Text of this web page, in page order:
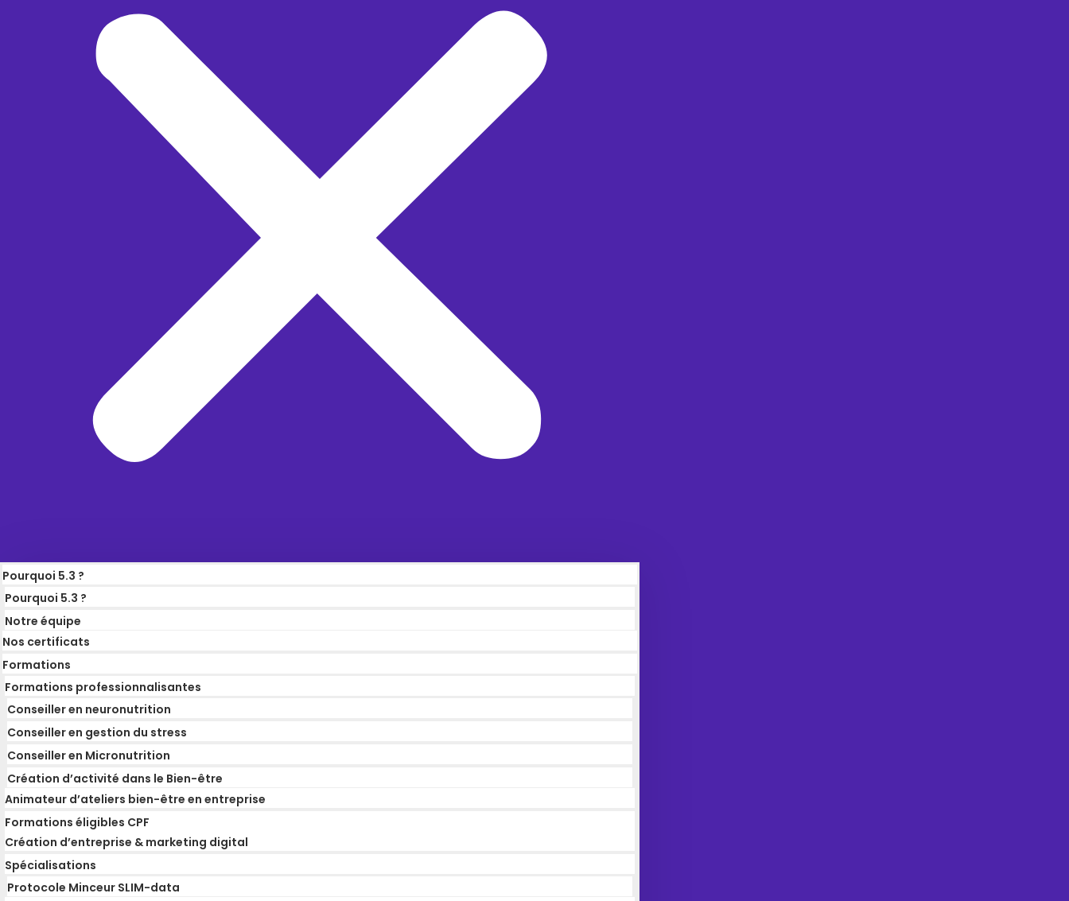
Pourquoi 5.3 ?
Pourquoi 5.3 ?
Notre équipe
Nos certificats
Formations
Formations professionnalisantes
Conseiller en neuronutrition
Conseiller en gestion du stress
Conseiller en Micronutrition
Création d’activité dans le Bien-être
Animateur d’ateliers bien-être en entreprise
Formations éligibles CPF
Création d’entreprise & marketing digital
Spécialisations
Protocole Minceur SLIM-data